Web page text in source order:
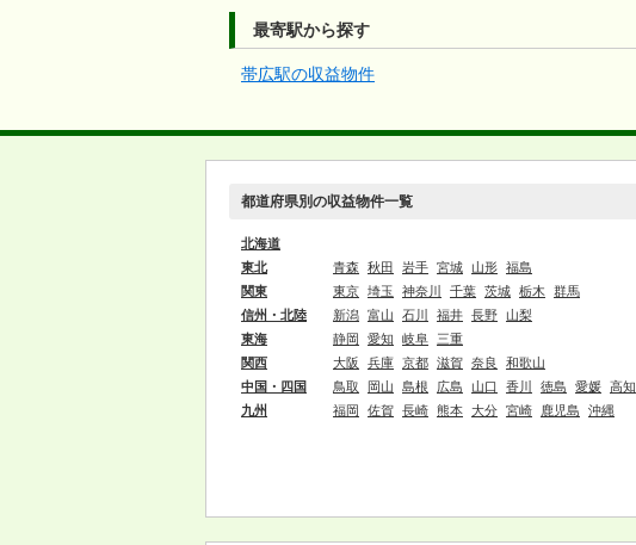
最寄駅から探す
帯広駅の収益物件
都道府県別の収益物件一覧
北海道
東北
青森 秋田 岩手 宮城 山形 福島
関東
東京 埼玉 神奈川 千葉 茨城 栃木
群馬
信州・北陸
新潟 富山 石川 福井 長野
山梨
東海
静岡 愛知 岐阜
三重
関西
大阪 兵庫 京都 滋賀 奈良
和歌山
中国・四国
鳥取 岡山 島根 広島 山口 香川 徳島 愛媛 高知
九州
福岡 佐賀 長崎 熊本 大分 宮崎 鹿児島 沖縄